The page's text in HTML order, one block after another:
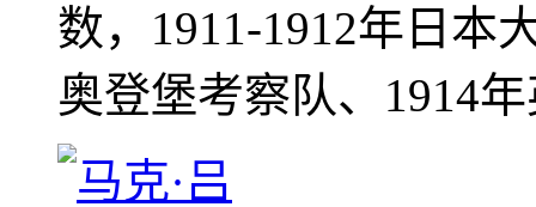
数，1911-1912年日本
奥登堡考察队、1914